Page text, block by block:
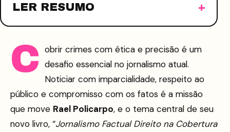
LER RESUMO
C obrir crimes com ética e precisão é um
desafio essencial no jornalismo atual.
Noticiar com imparcialidade, respeito ao
público e compromisso com os fatos é a missão
que move Rael Policarpo, e o tema central de seu
novo livro, “Jornalismo Factual Direito na Cobertura